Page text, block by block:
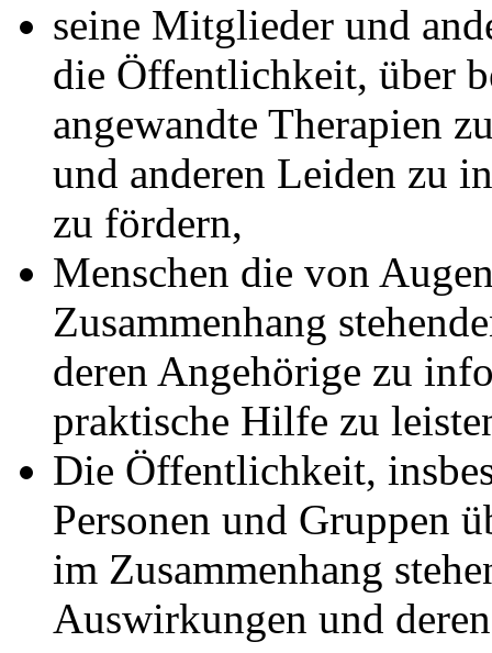
seine Mitglieder und
die Öffentlichkeit, über
angewandte Therapien
und anderen Leiden zu
zu fördern,
Menschen die von
Zusammenhang
deren Angehörige zu
praktische Hilfe zu
Die Öffentlichkeit,
Personen und Gruppen
im Zusammenhang
Auswirkungen und